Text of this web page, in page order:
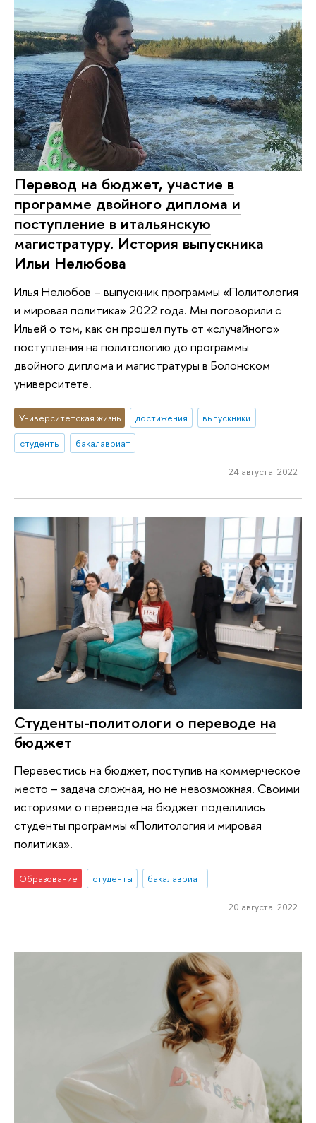
Перевод на бюджет, участие в
программе двойного диплома и
поступление в итальянскую
магистратуру. История выпускника
Ильи Нелюбова
Илья Нелюбов – выпускник программы «Политология
и мировая политика» 2022 года. Мы поговорили с
Ильей о том, как он прошел путь от «случайного»
поступления на политологию до программы
двойного диплома и магистратуры в Болонском
университете.
Университетская жизнь достижения
выпускники
студенты
бакалавриат
24 августа 2022
Студенты-политологи о переводе на
бюджет
Перевестись на бюджет, поступив на коммерческое
место – задача сложная, но не невозможная. Своими
историями о переводе на бюджет поделились
студенты программы «Политология и мировая
политика».
Образование студенты бакалавриат
20 августа 2022